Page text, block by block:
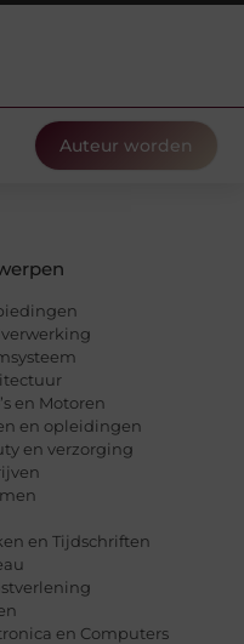
Auteur worden
en Motoren
en opleidingen
en verzorging
en Tijdschriften
en Computers